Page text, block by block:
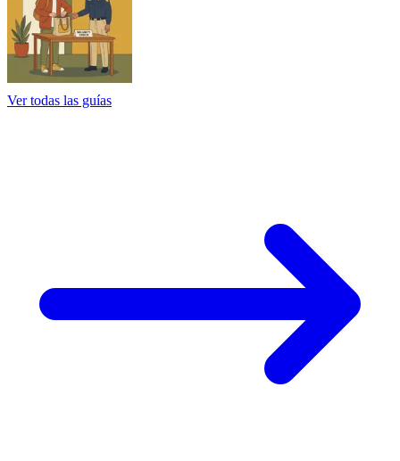
Ver todas las guías